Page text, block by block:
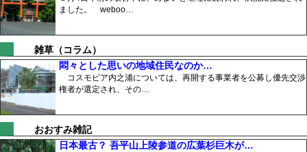
ました。 weboo…
雑草（コラム）
悶々とした思いの地域住民なのか…
コスモピア内之浦については、再開する事業者を公募し優先交渉
権者が選定され、その…
おおすみ雑記
日本最古？ 吾平山上陵参道の広葉杉巨木が…